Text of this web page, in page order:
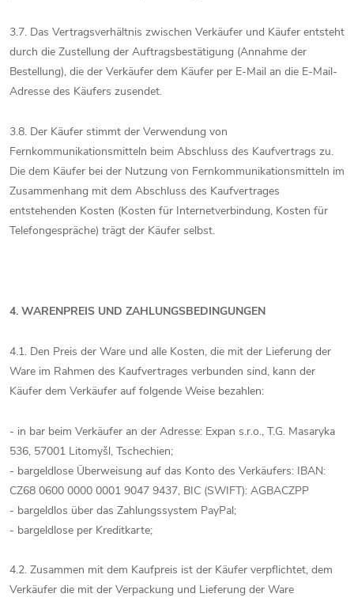
3.7. Das Vertragsverhältnis zwischen Verkäufer und Käufer entsteht
durch die Zustellung der Auftragsbestätigung (Annahme der
Bestellung), die der Verkäufer dem Käufer per E-Mail an die E-Mail-
Adresse des Käufers zusendet.
3.8. Der Käufer stimmt der Verwendung von
Fernkommunikationsmitteln beim Abschluss des Kaufvertrags zu.
Die dem Käufer bei der Nutzung von Fernkommunikationsmitteln im
Zusammenhang mit dem Abschluss des Kaufvertrages
entstehenden Kosten (Kosten für Internetverbindung, Kosten für
Telefongespräche) trägt der Käufer selbst.
4. WARENPREIS UND ZAHLUNGSBEDINGUNGEN
4.1. Den Preis der Ware und alle Kosten, die mit der Lieferung der
Ware im Rahmen des Kaufvertrages verbunden sind, kann der
Käufer dem Verkäufer auf folgende Weise bezahlen:
- in bar beim Verkäufer an der Adresse: Expan s.r.o., T.G. Masaryka
536, 57001 Litomyšl, Tschechien;
- bargeldlose Überweisung auf das Konto des Verkäufers: IBAN:
CZ68 0600 0000 0001 9047 9437, BIC (SWIFT): AGBACZPP
- bargeldlos über das Zahlungssystem PayPal;
- bargeldlose per Kreditkarte;
4.2. Zusammen mit dem Kaufpreis ist der Käufer verpflichtet, dem
Verkäufer die mit der Verpackung und Lieferung der Ware